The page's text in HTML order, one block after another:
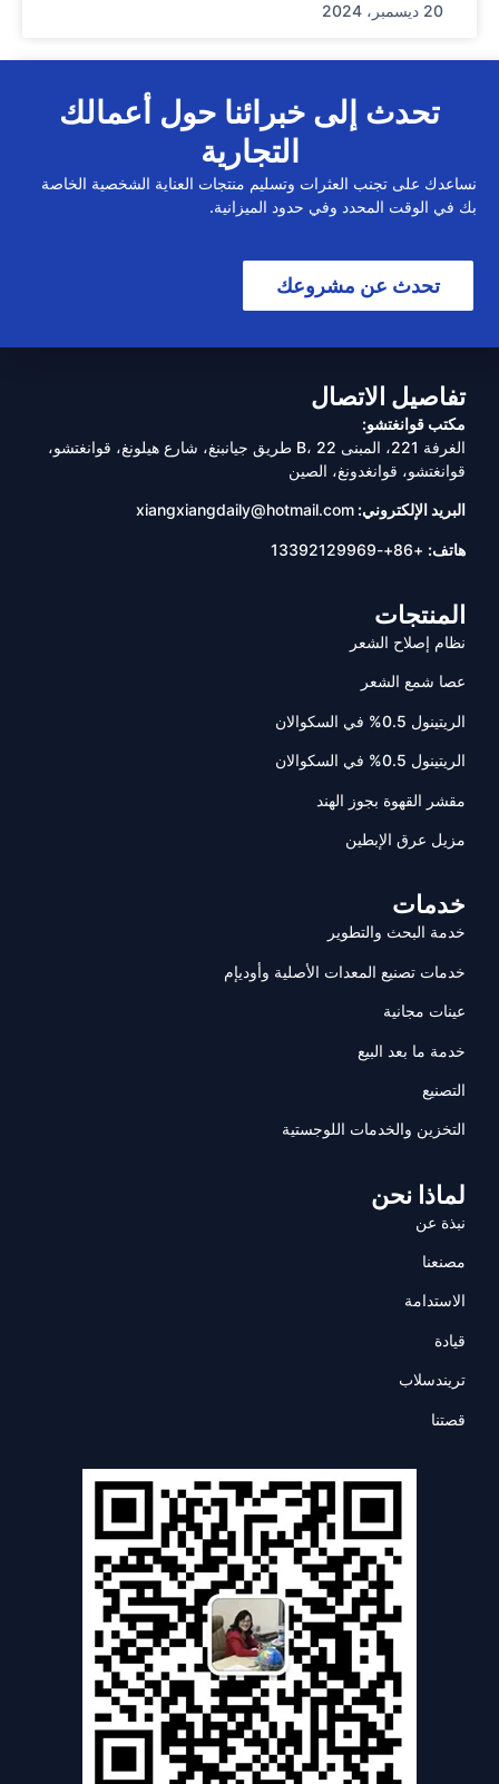
20 ديسمبر، 2024
تحدث إلى خبرائنا حول أعمالك
التجارية
نساعدك على تجنب العثرات وتسليم منتجات العناية الشخصية الخاصة
بك في الوقت المحدد وفي حدود الميزانية.
تحدث عن مشروعك
تفاصيل الاتصال
مكتب قوانغتشو:
الغرفة 221، المبنى B، 22 طريق جيانبنغ، شارع هيلونغ، قوانغتشو،
قوانغتشو، قوانغدونغ، الصين
البريد الإلكتروني: xiangxiangdaily@hotmail.com
هاتف: +86+-13392129969
المنتجات
نظام إصلاح الشعر
عصا شمع الشعر
الريتينول 0.5% في السكوالان
الريتينول 0.5% في السكوالان
مقشر القهوة بجوز الهند
مزيل عرق الإبطين
خدمات
خدمة البحث والتطوير
خدمات تصنيع المعدات الأصلية وأوديإم
عينات مجانية
خدمة ما بعد البيع
التصنيع
التخزين والخدمات اللوجستية
لماذا نحن
نبذة عن
مصنعنا
الاستدامة
قيادة
تريندسلاب
قصتنا